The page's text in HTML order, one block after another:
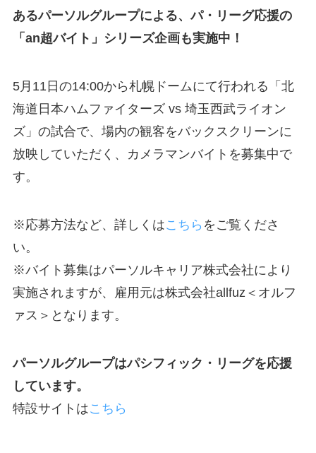
あるパーソルグループによる、パ・リーグ応援の
「an超バイト」シリーズ企画も実施中！
5月11日の14:00から札幌ドームにて行われる「北
海道日本ハムファイターズ vs 埼玉西武ライオン
ズ」の試合で、場内の観客をバックスクリーンに
放映していただく、カメラマンバイトを募集中で
す。
※応募方法など、詳しくはこちら をご覧くださ
い。
※バイト募集はパーソルキャリア株式会社により
実施されますが、雇用元は株式会社allfuz＜オルフ
ァス＞となります。
パーソルグループはパシフィック・リーグを応援
しています。
特設サイトはこちら